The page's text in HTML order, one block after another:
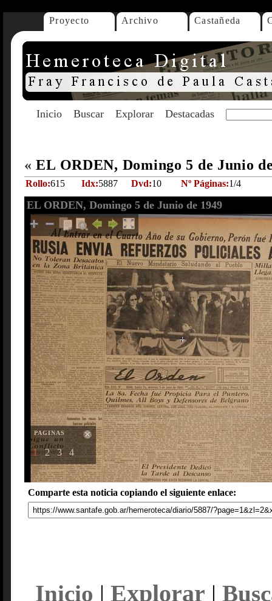
Proyecto Archivo Castañeda
Inicio Buscar Explorar Destacadas
« EL ORDEN, Domingo 5 de Junio
Rollo:615 Idx:5887 Dvd:10 Nº Páginas:1/4
EL ORDEN, Domingo 5 de Junio de 1949
PAGINAS
1 2 3 4
Comparte esta noticia copiando el siguiente enlace:
Inicio | Explorar |